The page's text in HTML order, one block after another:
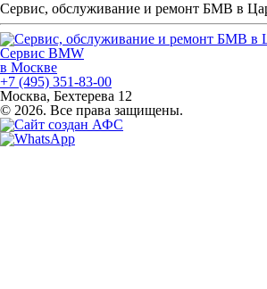
Сервис, обслуживание и ремонт БМВ в
Сервис BMW
в Москве
+7 (495) 351-83-00
Москва, Бехтерева 12
© 2026. Все права защищены.